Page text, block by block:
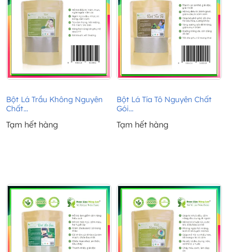
Bột Lá Trầu Không Nguyên
Chất...
Tạm hết hàng
Bột Lá Tía Tô Nguyên Chất
Gói...
Tạm hết hàng